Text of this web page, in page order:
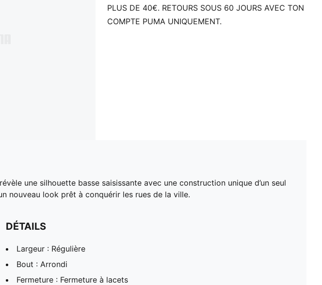
PLUS DE 40€. RETOURS SOUS 60 JOURS AVEC TON
COMPTE PUMA UNIQUEMENT.
une silhouette basse saisissante avec une construction unique d’un seul
nouveau look prêt à conquérir les rues de la ville.
DÉTAILS
Largeur : Régulière
Bout : Arrondi
Fermeture : Fermeture à lacets